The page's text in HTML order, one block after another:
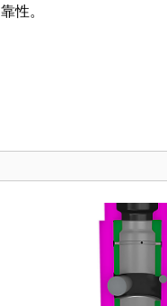
靠性。